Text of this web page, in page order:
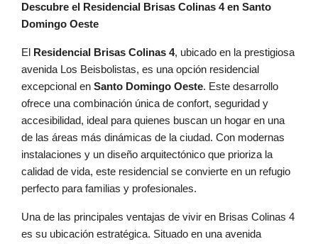
Descubre el Residencial Brisas Colinas 4 en Santo
Domingo Oeste
El Residencial Brisas Colinas 4, ubicado en la prestigiosa
avenida Los Beisbolistas, es una opción residencial
excepcional en Santo Domingo Oeste. Este desarrollo
ofrece una combinación única de confort, seguridad y
accesibilidad, ideal para quienes buscan un hogar en una
de las áreas más dinámicas de la ciudad. Con modernas
instalaciones y un diseño arquitectónico que prioriza la
calidad de vida, este residencial se convierte en un refugio
perfecto para familias y profesionales.
Una de las principales ventajas de vivir en Brisas Colinas 4
es su ubicación estratégica. Situado en una avenida